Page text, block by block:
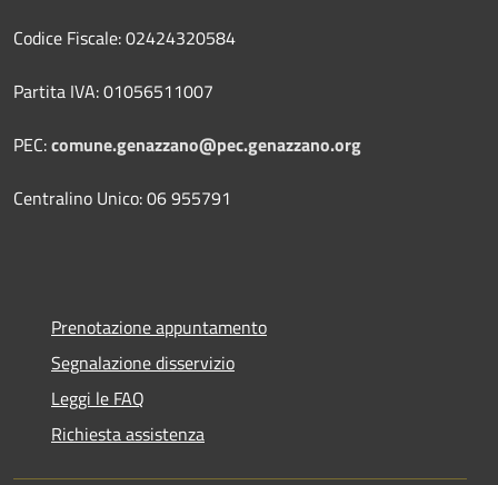
Codice Fiscale: 02424320584
Partita IVA: 01056511007
PEC:comune.genazzano@pec.genazzano.org
Centralino Unico: 06 955791
Prenotazione appuntamento
Segnalazione disservizio
Leggi le FAQ
Richiesta assistenza